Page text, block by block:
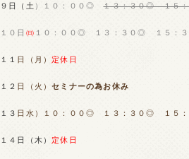
９日（土 ）１０：００◎１３：３０◎ １５
１０日 ㈰ １０：００◎ １３：３０◎ １５：
１１ 日（月）定休日
１２ 日（火）セミナーの為お休み
１３ 日水）１０：００◎ １３：３０◎ １５
１４日（木 ）定休日